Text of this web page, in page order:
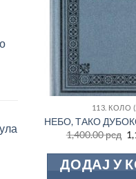
рсд.
113. КОЛО
НЕБО, ТАКО
1,400.00рсд
је
ДОДАЈ У